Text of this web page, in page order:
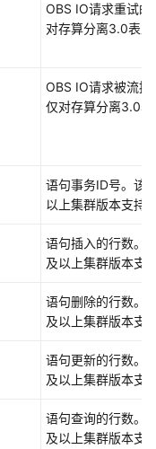
OBS IO请求重试
对存算分离3.0表
OBS IO请求被流
仅对存算分离3.0
语句事务ID号。该
以上集群版本支持
语句插入的行数。
及以上集群版本支
语句删除的行数。
及以上集群版本支
语句更新的行数。
及以上集群版本支
语句查询的行数。
及以上集群版本支